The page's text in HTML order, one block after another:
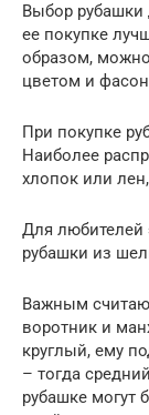
Выбор рубашки
ее покупке
образом,
цветом и
При покупке
Наиболее
хлопок или
Для любителей
рубашки из
Важным
воротник и
круглый, ему
– тогда
рубашке